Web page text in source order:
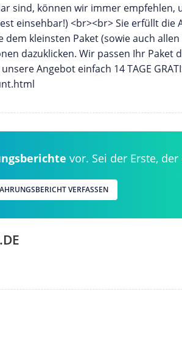
sind, können wir immer empfehlen,
einsehbar!) <br><br> Sie erfüllt
kleinsten Paket (sowie auch
dazuklicken. Wir passen Ihr Paket
Angebot einfach 14 TAGE
vor. Sei der Erste,
VERFASSEN